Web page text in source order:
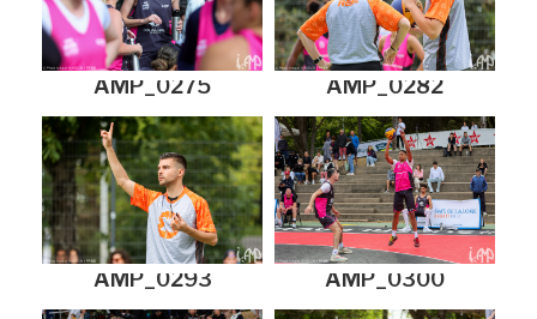
AMP_0275 AMP_0282
AMP_0293 AMP_0300